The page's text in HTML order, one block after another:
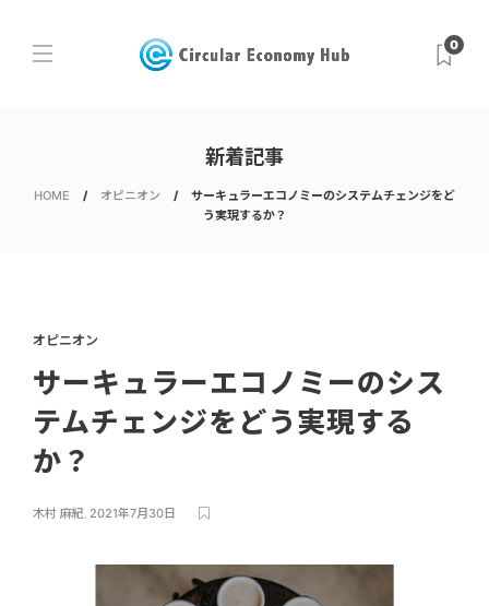
0
新着記事
HOME オピニオン
サーキュラーエコノミーのシステムチェンジをど
う実現するか？
オピニオン
サーキュラーエコノミーのシス
テムチェンジをどう実現する
か？
木村 麻紀, 2021年7月30日